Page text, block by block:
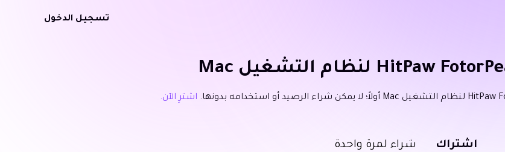
تسجيل الدخول
اشترِ الآن.
اشتراك شراء لمرة واحدة